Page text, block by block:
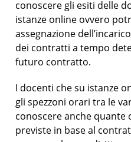
conoscere gli esiti delle
istanze online ovvero
assegnazione
dei contratti a tempo
futuro contratto.
I docenti che su istanze
gli spezzoni orari tra le
conoscere anche
previste in base al